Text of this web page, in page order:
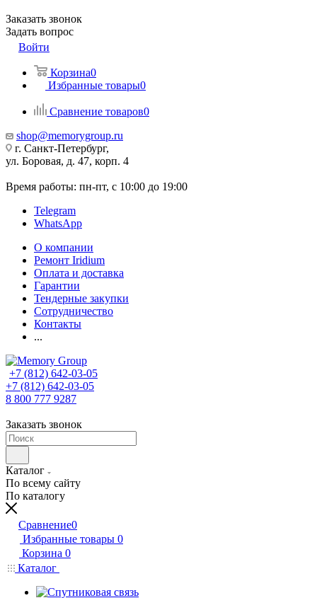
Заказать звонок
Задать вопрос
Войти
Корзина0
Избранные товары0
Сравнение товаров0
shop@memorygroup.ru
г. Санкт-Петербург,
ул. Боровая, д. 47, корп. 4
Время работы: пн-пт, с 10:00 до 19:00
Telegram
WhatsApp
О компании
Ремонт Iridium
Оплата и доставка
Гарантии
Тендерные закупки
Сотрудничество
Контакты
...
+7 (812) 642-03-05
+7 (812) 642-03-05
8 800 777 9287
Заказать звонок
Каталог
По всему сайту
По каталогу
Сравнение0
Избранные товары 0
Корзина 0
Каталог